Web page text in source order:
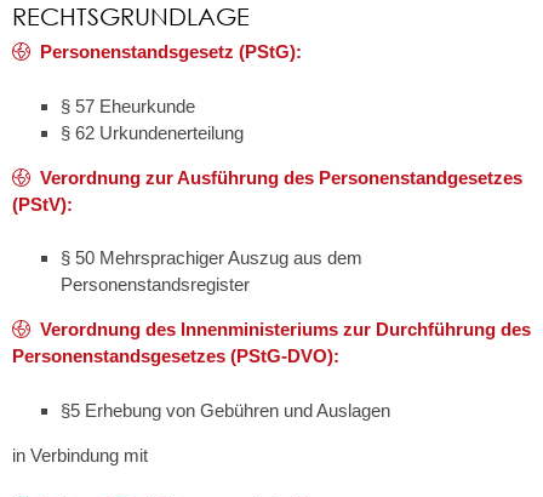
RECHTSGRUNDLAGE
Personenstandsgesetz (PStG):
§ 57 Eheurkunde
§ 62 Urkundenerteilung
Verordnung zur Ausführung des Personenstandgesetzes
(PStV):
§ 50 Mehrsprachiger Auszug aus dem
Personenstandsregister
Verordnung des Innenministeriums zur Durchführung des
Personenstandsgesetzes (PStG-DVO):
§5 Erhebung von Gebühren und Auslagen
in Verbindung mit